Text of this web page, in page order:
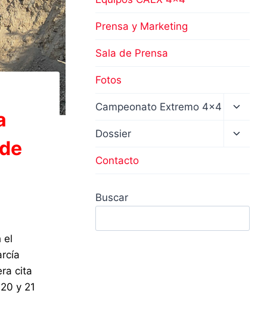
el
cita
y 21
Prensa y Marketing
Sala de Prensa
Fotos
Campeonato Extremo 4×4
hijo
Dossier
Contacto
Buscar